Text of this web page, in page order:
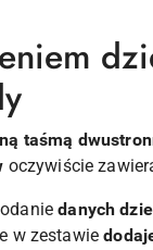
taśmą
oczywiście
danych
w zestawie